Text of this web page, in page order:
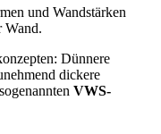
und Wandstärken
Wand.
Dünnere
dickere
VWS-